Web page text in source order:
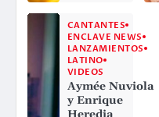
CANTANTES
ENCLAVE NEWS
LANZAMIENTOS
LATINO
VIDEOS
Aymée Nuviola
y Enrique